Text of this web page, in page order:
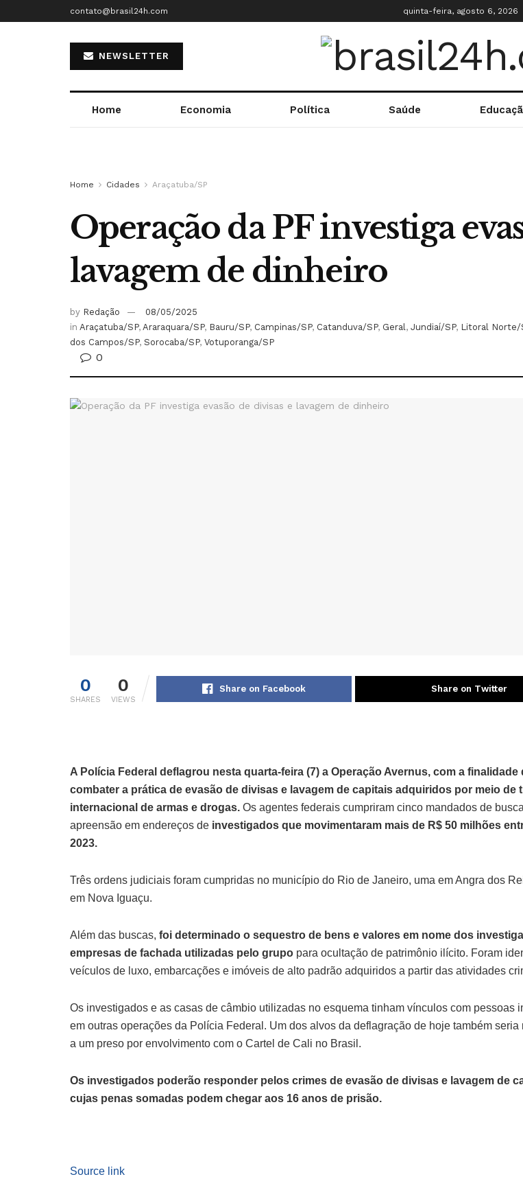
contato@brasil24h.com quinta-feira, agosto 6, 2026
NEWSLETTER
Home Economia Política Saúde
Home Cidades Araçatuba/SP
Operação da PF investiga
lavagem de dinheiro
by Redação
08/05/2025
in Araçatuba/SP, Araraquara/SP, Bauru/SP, Campinas/SP, Catanduva/SP, Geral, Jundiaí/SP, Litoral Norte/
dos Campos/SP, Sorocaba/SP, Votuporanga/SP
0
0
SHARES
0
VIEWS
Share on Facebook Share on Twitter
A Polícia Federal deflagrou nesta quarta-feira (7) a Operação Avernus, com a finalidade
combater a prática de evasão de divisas e lavagem de capitais adquiridos por meio de
internacional de armas e drogas. Os agentes federais cumpriram cinco mandados de
apreensão em endereços de investigados que movimentaram mais de R$ 50 milhões
2023.
Três ordens judiciais foram cumpridas no município do Rio de Janeiro, uma em Angra dos
em Nova Iguaçu.
Além das buscas, foi determinado o sequestro de bens e valores em nome dos
empresas de fachada utilizadas pelo grupo para ocultação de patrimônio ilícito. Foram
veículos de luxo, embarcações e imóveis de alto padrão adquiridos a partir das atividades
Os investigados e as casas de câmbio utilizadas no esquema tinham vínculos com pessoas
em outras operações da Polícia Federal. Um dos alvos da deflagração de hoje também seria
a um preso por envolvimento com o Cartel de Cali no Brasil.
Os investigados poderão responder pelos crimes de evasão de divisas e lavagem de
cujas penas somadas podem chegar aos 16 anos de prisão.
Source link